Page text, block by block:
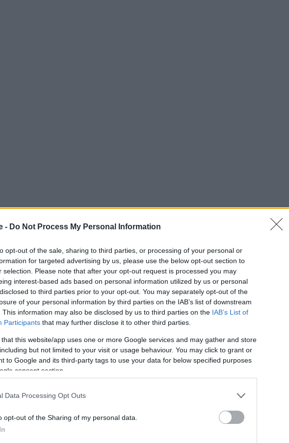
- Do Not Process My Personal Information
opt-out of the sale, sharing to third parties, or processing of your personal or
for targeted advertising by us, please use the below opt-out section to
selection. Please note that after your opt-out request is processed you may
interest-based ads based on personal information utilized by us or personal
to third parties prior to your opt-out. You may separately opt-out of the
of your personal information by third parties on the IAB’s list of downstream
This information may also be disclosed by us to third parties on the IAB’s List of
Participants that may further disclose it to other third parties.
that this website/app uses one or more Google services and may gather and store
but not limited to your visit or usage behaviour. You may click to grant or
to Google and its third-party tags to use your data for below specified purposes
consent section.
Data Processing Opt Outs
opt-out of the Sharing of my personal data.
αφιέρωμά του, την οποία χαρακτηρίζει ένα
-
Grand Asia
Club: Οι